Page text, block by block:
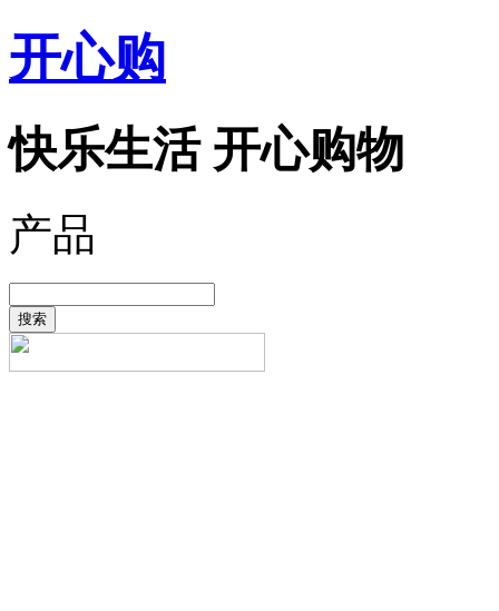
开心购
快乐生活 开心购物
产品
搜索